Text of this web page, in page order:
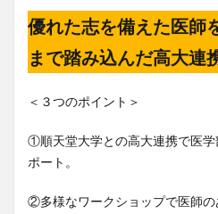
優れた志を備えた医師
まで踏み込んだ高大連
＜３つのポイント＞
①順天堂大学との高大連携で医
ポート。
②多様なワークショップで医師